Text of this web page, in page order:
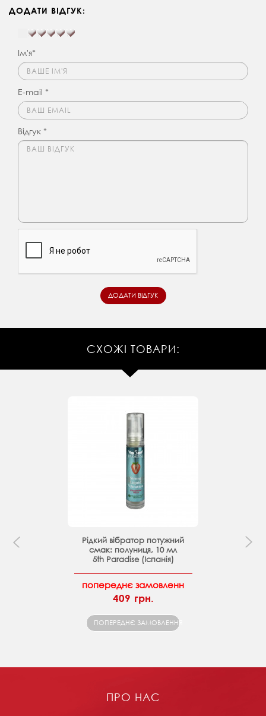
ДОДАТИ ВІДГУК:
Ім'я*
E-mail *
Відгук *
СХОЖІ ТОВАРИ:
Рідкий вібратор потужний
смак: полуниця, 10 мл
5th Paradise (Іспанія)
попереднє замовленн
409 грн.
ПОПЕРЕДНЄ ЗАМОВЛЕННЯ
ПРО НАС